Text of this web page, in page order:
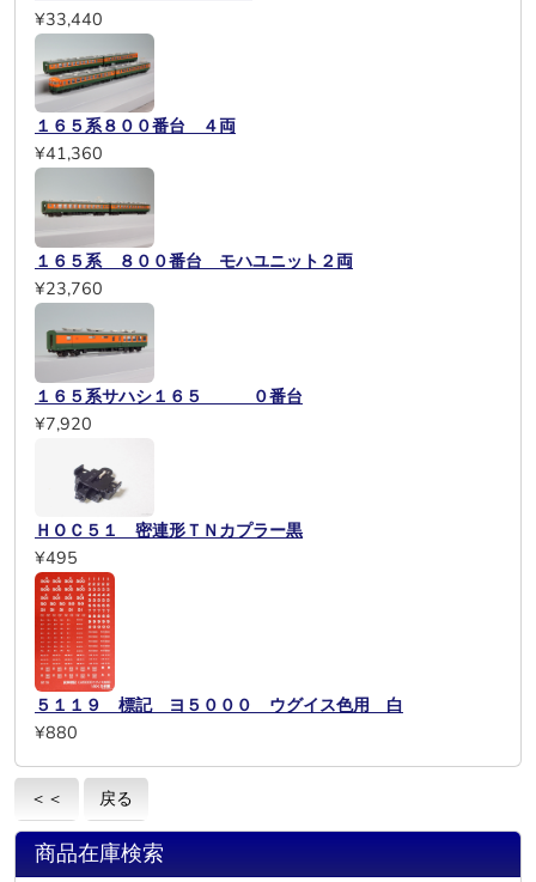
¥33,440
１６５系８００番台 ４両
¥41,360
１６５系 ８００番台 モハユニット２両
¥23,760
１６５系サハシ１６５ ０番台
¥7,920
ＨＯＣ５１ 密連形ＴＮカプラー黒
¥495
５１１９ 標記 ヨ５０００ ウグイス色用 白
¥880
＜＜ 戻る
商品在庫検索